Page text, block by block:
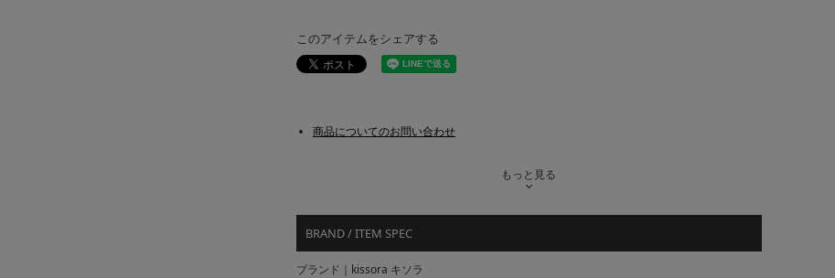
このアイテムをシェアする
商品についてのお問い合わせ
もっと見る
BRAND / ITEM SPEC
ブランド｜kissora キソラ